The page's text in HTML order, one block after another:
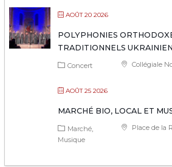
AOÛT 20 2026
POLYPHONIES
TRADITIONNELS
Collégiale
Concert
AOÛT 25 2026
MARCHÉ BIO, LOCAL ET
Place de la
Marché
Musique